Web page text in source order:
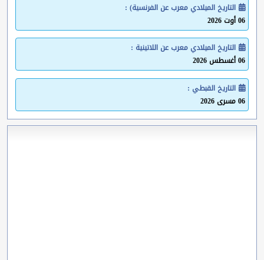
التاريخ الميلادي معرب عن الفرنسية) :
06 أوت 2026
التاريخ الميلادي معرب عن اللاتينية :
06 أغسطس 2026
التاريخ القبطي :
06 مسرى 2026